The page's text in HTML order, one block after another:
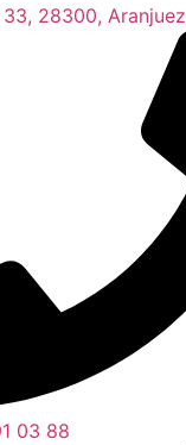
28300, Aranjuez
03 88